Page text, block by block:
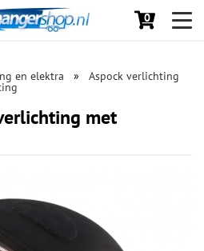
0
en elektra Aspock verlichting
met